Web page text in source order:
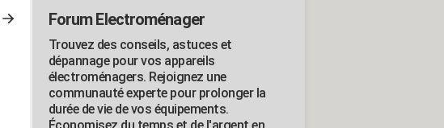
Forum Electroménager
Trouvez des conseils, astuces et
dépannage pour vos appareils
électroménagers. Rejoignez une
communauté experte pour prolonger la
durée de vie de vos équipements.